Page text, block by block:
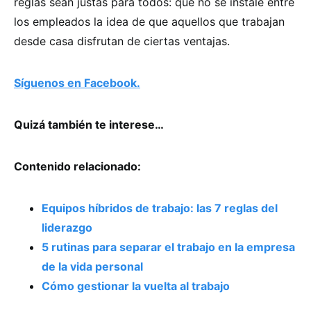
los empleados la idea de que aquellos que trabajan
desde casa disfrutan de ciertas ventajas.
Síguenos en Facebook.
Quizá también te interese…
Contenido relacionado:
Equipos híbridos de trabajo: las 7 reglas del
liderazgo
5 rutinas para separar el trabajo en la empresa
de la vida personal
Cómo gestionar la vuelta al trabajo